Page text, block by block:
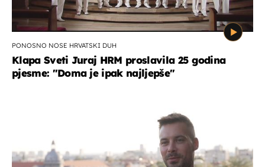
PONOSNO NOSE HRVATSKI DUH
Klapa Sveti Juraj HRM proslavila 25 godina
pjesme: "Doma je ipak najljepše"